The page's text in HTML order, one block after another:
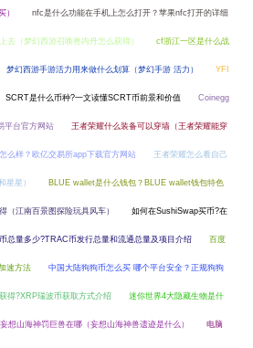
） nfc是什么功能在手机上怎么打开？苹果nfc打开的详细
去（梦幻西游召唤兽内丹怎么获得） cf浙江一区是什么战
梦幻西游手游活力用来做什么划算（梦幻手游 活力） YFI
SCRT是什么币种?一文读懂SCRT币前景和价值 Coinegg
平台官方网站 王者荣耀什么装备可以穿墙（王者荣耀能穿
么样？欧亿交易所app下载官方网站 王者荣耀怎么看自己
星星） BLUE wallet是什么钱包？BLUE wallet钱包特色
（江南百景图探险玩具风车） 如何在SushiSwap买币?在
总量多少?TRAC币发行总量和流通总量及项目介绍 百度
速方法 中国大陆狗狗币怎么买 哪个平台安全？正规狗狗
得?XRP瑞波币获取方式介绍 迷你世界4大隐藏生物是什
妄想山海神罚巨兽在哪（妄想山海神兽遗迹是什么） 电脑